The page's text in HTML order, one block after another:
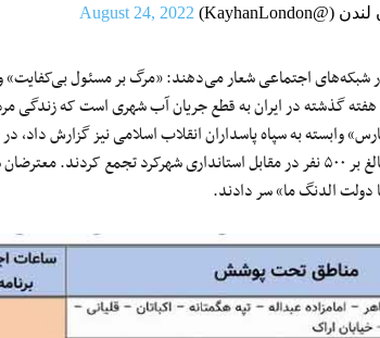
August 24, 2022
شبکه‌های اجتماعی شعار می‌دهند: «مرگ بر مسئول
گذشته در ایران به قطع جریان آب شهری است که زندگی
وابسته به سپاه پاسداران انقلاب اسلامی نیز گزارش داد،
ده‌ها شهر و روستای دیگر، جمعیتی بالغ بر ۵۰۰ نفر در مقابل استانداری شهرکرد تجمع
دولت الدنگ ما» سر دادند.